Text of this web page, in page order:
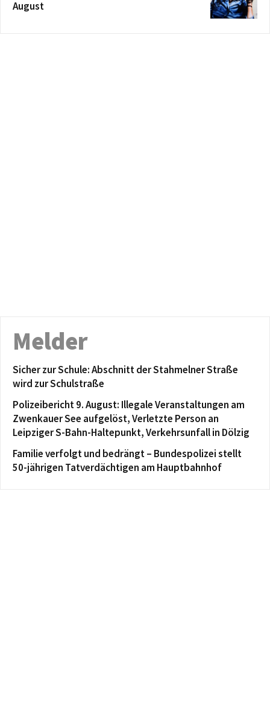
August
Melder
Sicher zur Schule: Abschnitt der Stahmelner Straße
wird zur Schulstraße
Polizeibericht 9. August: Illegale Veranstaltungen am
Zwenkauer See aufgelöst, Verletzte Person an
Leipziger S-Bahn-Haltepunkt, Verkehrsunfall in Dölzig
Familie verfolgt und bedrängt – Bundespolizei stellt
50-jährigen Tatverdächtigen am Hauptbahnhof